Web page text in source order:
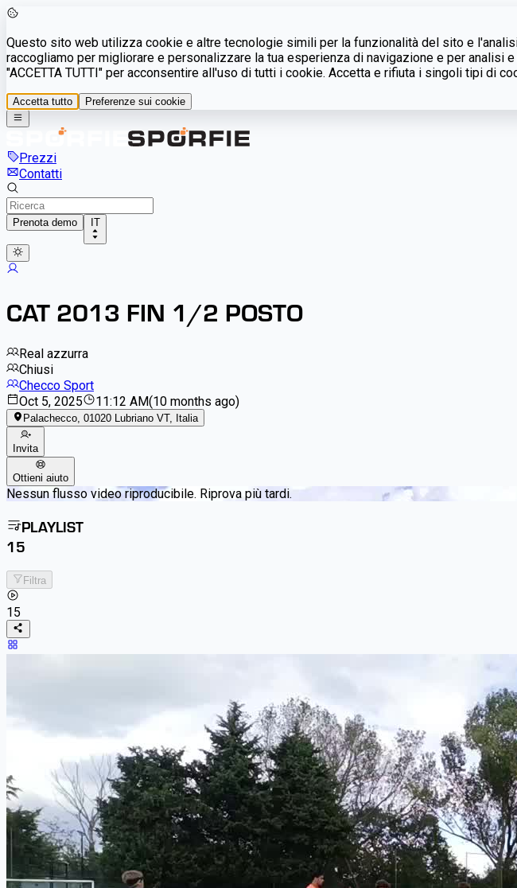
Questo sito web utilizza cookie e altre tecnologie simili per la funzionalità del sito e
raccogliamo per migliorare e personalizzare la tua esperienza di navigazione e per analisi
"ACCETTA TUTTI" per acconsentire all'uso di tutti i cookie. Accetta e rifiuta i singoli tipi di
Accetta tutto Preferenze sui cookie
Prezzi
Contatti
Prenota demo IT
CAT 2013 FIN 1/2 POSTO
Real azzurra
Chiusi
Checco Sport
Oct 5, 2025
11:12 AM(10 months ago)
Palachecco, 01020 Lubriano VT, Italia
Invita
Ottieni aiuto
Nessun flusso video riproducibile. Riprova più tardi.
PLAYLIST
15
Filtra
15